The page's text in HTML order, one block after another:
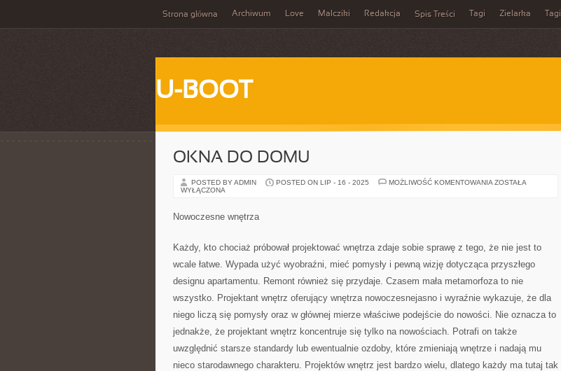
Strona główna Archiwum Love Malcziki Redakcja Spis Treści Tagi Zielarka Tagi
U-BOOT
OKNA DO DOMU
POSTED BY ADMIN POSTED ON LIP - 16 - 2025 MOŻLIWOŚĆ KOMENTOWANIA OKNA
ZOSTAŁA
WYŁĄCZONA
Nowoczesne wnętrza
Każdy, kto chociaż próbował projektować wnętrza zdaje sobie sprawę z tego, że nie jest to
wcale łatwe. Wypada użyć wyobraźni, mieć pomysły i pewną wizję dotycząca przyszłego
designu apartamentu. Remont również się przydaje. Czasem mała metamorfoza to nie
wszystko. Projektant wnętrz oferujący wnętrza nowoczesnejasno i wyraźnie wykazuje, że dla
niego liczą się pomysły oraz w głównej mierze właściwe podejście do nowości. Nie oznacza to
jednakże, że projektant wnętrz koncentruje się tylko na nowościach. Potrafi on także
uwzględnić starsze standardy lub ewentualnie ozdoby, które zmieniają wnętrze i nadają mu
nieco starodawnego charakteru. Projektów wnętrz jest bardzo wielu, dlatego każdy ma tutaj tak